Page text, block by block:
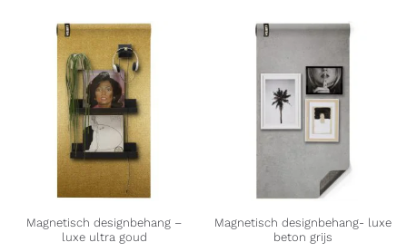
Magnetisch designbehang –
luxe ultra goud
Magnetisch designbehang- luxe
beton grijs